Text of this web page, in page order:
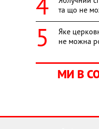
та що не
Яке
не можна
МИ В